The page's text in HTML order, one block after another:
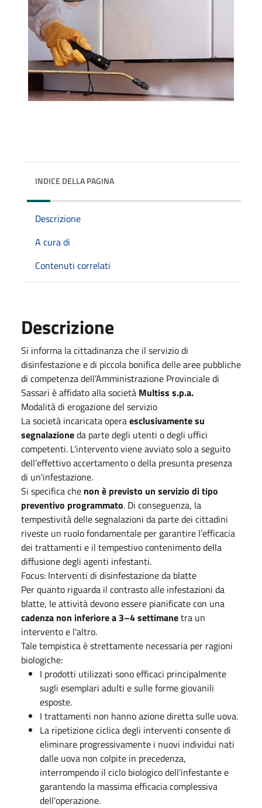
INDICE DELLA PAGINA
Descrizione
A cura di
Contenuti correlati
Descrizione
Si informa la cittadinanza che il servizio di
disinfestazione e di piccola bonifica delle aree pubbliche
di competenza dell’Amministrazione Provinciale di
Sassari è affidato alla società Multiss s.p.a.
Modalità di erogazione del servizio
La società incaricata operaesclusivamente su
segnalazioneda parte degli utenti o degli uffici
competenti. L'intervento viene avviato solo a seguito
dell’effettivo accertamento o della presunta presenza
di un'infestazione.
Si specifica che non è previsto un servizio di tipo
preventivo programmato. Di conseguenza, la
tempestività delle segnalazioni da parte dei cittadini
riveste un ruolo fondamentale per garantire l’efficacia
dei trattamenti e il tempestivo contenimento della
diffusione degli agenti infestanti.
Focus: Interventi di disinfestazione da blatte
Per quanto riguarda il contrasto alle infestazioni da
blatte, le attività devono essere pianificate con una
cadenza non inferiore a 3–4 settimanetra un
intervento e l'altro.
Tale tempistica è strettamente necessaria per ragioni
biologiche:
I prodotti utilizzati sono efficaci principalmente
sugli esemplari adulti e sulle forme giovanili
esposte.
I trattamenti non hanno azione diretta sulle uova.
La ripetizione ciclica degli interventi consente di
eliminare progressivamente i nuovi individui nati
dalle uova non colpite in precedenza,
interrompendo il ciclo biologico dell’infestante e
garantendo la massima efficacia complessiva
dell'operazione.